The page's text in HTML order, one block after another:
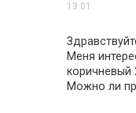
13:01
Меня
коричневый
Можно ли